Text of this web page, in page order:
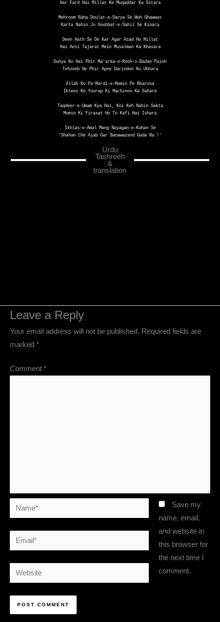
Har Fard Hai Millat Ke Muqaddar Ka Sitara
Mehroom Raha Doulat-e-Darya Se Woh Ghawwas
Karta Nahin Jo Souhbat-e-Sahil Se Kinara
Deen Hath Se De Kar Agar Azad Ho Millat
Hai Aesi Tajarat Mein Musalman Ka Khasara
Dunya Ko Hai Phir Ma’arka-e-Rooh-o-Badan Paish
Tehzeeb Ne Phir Apne Darindon Ko Ubhara
Allah Ko Pa-Mardi-e-Momin Pe Bharosa
Iblees Ko Yourap Ki Machinon Ka Sahara
Taqdeer-e-Umam Kya Hai, Koi Keh Nahin Sakta
Momin Ki Firasat Ho To Kafi Hai Ishara
Ikhlas-e-Amal Mang Nayagan-e-Kuhan Se
‘Shahan Che Ajab Gar Banawazand Gada Ra !’
Urdu
Tashreeh
&
translation
Leave a Reply
Your email address will not be published. Required fields are
marked *
Comment *
Name*
Email*
Website
Save my
name, email,
and website in
this browser for
the next time I
comment.